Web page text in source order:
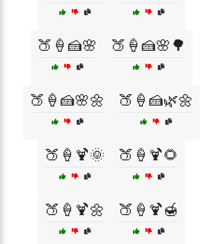
🍑🍦🍰🌸 🍑🍦🍰🌸🌳
🍑🍦🍰🌸🌼 🍑🍦🍰🌿🌼
🍑🍦🍹🌞 🍑🍦🍹🌻
🍑🍦🍹🌼 🍑🍦🍹🍯